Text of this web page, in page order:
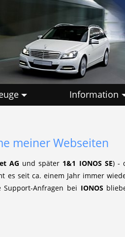
Information
meiner Webseiten
AG und später 1&1 IONOS SE) -
seit ca. einem Jahr immer
Anfragen bei IONOS